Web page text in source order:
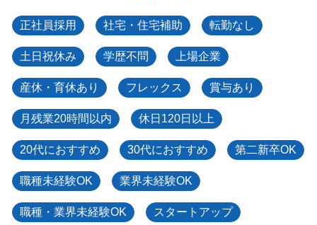
正社員採用 社宅・住宅補助 転勤なし
土日祝休み 学歴不問 上場企業
産休・育休あり フレックス 賞与あり
月残業20時間以内 休日120日以上
20代におすすめ 30代におすすめ 第二新卒OK
職種未経験OK 業界未経験OK
職種・業界未経験OK スタートアップ